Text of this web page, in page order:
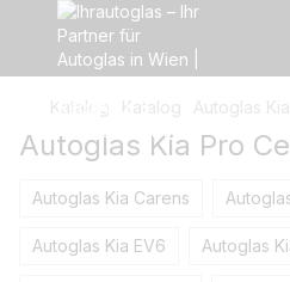
Katalog Katalog Autoglas Kia
Autoglas Kia Pro
Autoglas Kia Carens
Autoglas Kia EV6 Autoglas